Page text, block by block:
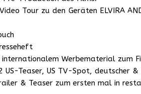
Tour zu den Geräten ELVIRA
internationalem Werbematerial zum
US-Teaser, US TV-Spot, deutscher
& Teaser zum ersten mal in